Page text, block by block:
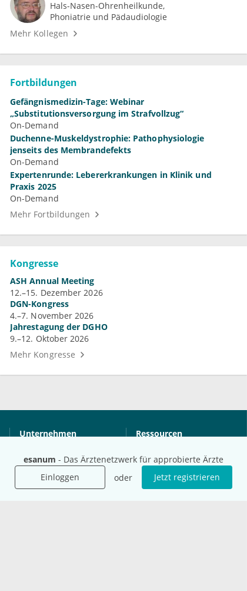
esanum - Das Ärztenetzwerk für approbierte Ärzte
Einloggen
oder Jetzt registrieren
Hals-Nasen-Ohrenheilkunde
Phoniatrie und Pädaudiologie
Mehr Kollegen
Fortbildungen
Gefängnismedizin-Tage: Webinar
„Substitutionsversorgung im Strafvollzug“
On-Demand
Duchenne-Muskeldystrophie: Pathophysiologie
jenseits des Membrandefekts
On-Demand
Expertenrunde: Lebererkrankungen in Klinik und
Praxis 2025
On-Demand
Mehr Fortbildungen
Kongresse
ASH Annual Meeting
12.–15. Dezember 2026
DGN-Kongress
4.–7. November 2026
Jahrestagung der DGHO
9.–12. Oktober 2026
Mehr Kongresse
Unternehmen
Für Unternehmen
Für Agenturen
Mediadaten
Ressourcen
Hilfe